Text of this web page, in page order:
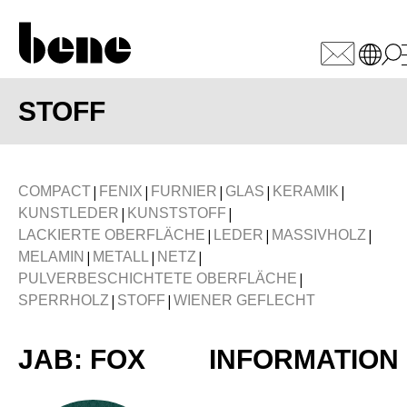
WÄHLEN SIE IHREN MARKT
Bahrain(BH)
Belgien(BE)
Bulgarien(BG)
China(CN)
Deutschland
Elfenbeinküste
STOFF
COMPACT| FENIX | FURNIER | GLAS | KERAMIK |
KUNSTLEDER | KUNSTSTOFF |
LACKIERTE OBERFLÄCHE | LEDER | MASSIVHOLZ |
MELAMIN | METALL | NETZ |
PULVERBESCHICHTETE OBERFLÄCHE |
SPERRHOLZ | STOFF | WIENER GEFLECHT
JAB: FOX INFORMATION